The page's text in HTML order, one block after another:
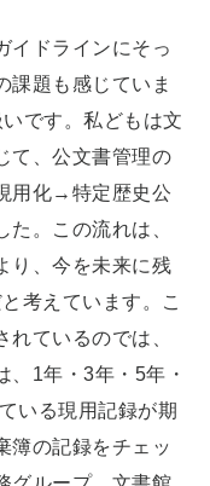
イドラインにそっ
課題も感じていま
です。私どもは文
て、公文書管理の
用化→特定歴史公
。この流れは、
り、今を未来に残
考えています。こ
ているのでは、
、1年・3年・5年・
いる現用記録が期
簿の記録をチェッ